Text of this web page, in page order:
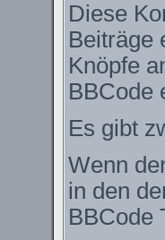
Diese
Beiträge
Knöpfe
BBCode
Es gibt
Wenn
in den
BBCode